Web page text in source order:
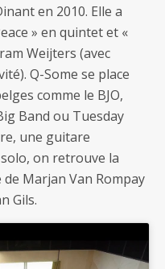
en 2010. Elle a
» en quintet et «
Weijters (avec
Q-Some se place
comme le BJO,
Band ou Tuesday
une guitare
on retrouve la
Marjan Van Rompay
Gils.